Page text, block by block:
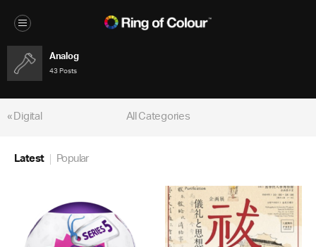
Analog
43 Posts
« Digital
All Categories
Latest Popular